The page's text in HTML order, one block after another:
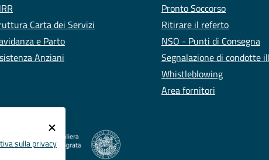
Carta dei Servizi
e Parto
Anziani
Pronto Soccorso
Ritirare il referto
NSO - Punti di Consegna
Segnalazione di condotte
Whistleblowing
Area fornitori
sulla privacy